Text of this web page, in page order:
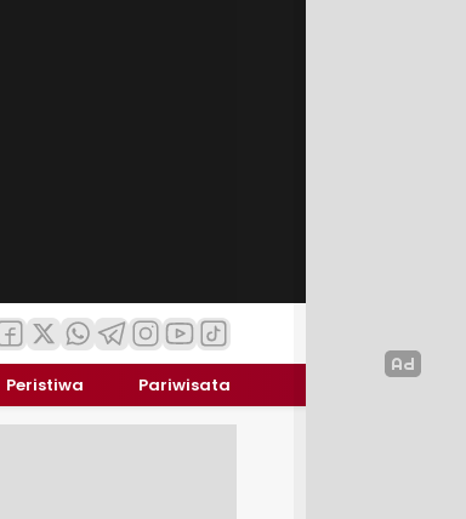
Peristiwa Pariwisata